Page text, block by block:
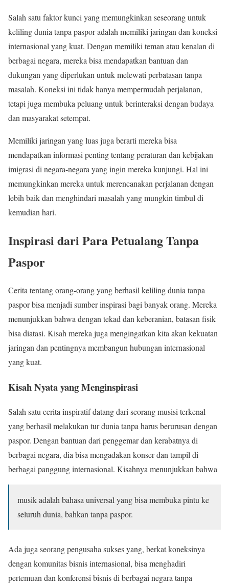
Salah satu faktor kunci yang memungkinkan seseorang untuk
keliling dunia tanpa paspor adalah memiliki jaringan dan koneksi
internasional yang kuat. Dengan memiliki teman atau kenalan di
berbagai negara, mereka bisa mendapatkan bantuan dan
dukungan yang diperlukan untuk melewati perbatasan tanpa
masalah. Koneksi ini tidak hanya mempermudah perjalanan,
tetapi juga membuka peluang untuk berinteraksi dengan budaya
dan masyarakat setempat.
Memiliki jaringan yang luas juga berarti mereka bisa
mendapatkan informasi penting tentang peraturan dan kebijakan
imigrasi di negara-negara yang ingin mereka kunjungi. Hal ini
memungkinkan mereka untuk merencanakan perjalanan dengan
lebih baik dan menghindari masalah yang mungkin timbul di
kemudian hari.
Inspirasi dari Para Petualang Tanpa
Paspor
Cerita tentang orang-orang yang berhasil keliling dunia tanpa
paspor bisa menjadi sumber inspirasi bagi banyak orang. Mereka
menunjukkan bahwa dengan tekad dan keberanian, batasan fisik
bisa diatasi. Kisah mereka juga mengingatkan kita akan kekuatan
jaringan dan pentingnya membangun hubungan internasional
yang kuat.
Kisah Nyata yang Menginspirasi
Salah satu cerita inspiratif datang dari seorang musisi terkenal
yang berhasil melakukan tur dunia tanpa harus berurusan dengan
paspor. Dengan bantuan dari penggemar dan kerabatnya di
berbagai negara, dia bisa mengadakan konser dan tampil di
berbagai panggung internasional. Kisahnya menunjukkan bahwa
musik adalah bahasa universal yang bisa membuka pintu ke
seluruh dunia, bahkan tanpa paspor.
Ada juga seorang pengusaha sukses yang, berkat koneksinya
dengan komunitas bisnis internasional, bisa menghadiri
pertemuan dan konferensi bisnis di berbagai negara tanpa